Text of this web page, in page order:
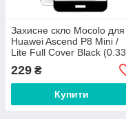
Захисне скло Mocolo для
Huawei Ascend P8 Mini /
Lite Full Cover Black (0.33
229 ₴
Купити